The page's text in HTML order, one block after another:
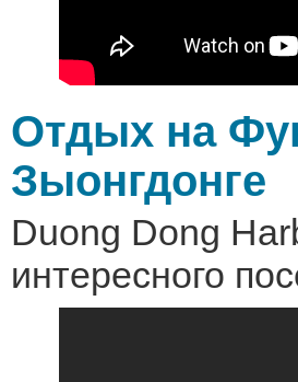
Отдых на
Зыонгдонге
Duong Dong
интересного